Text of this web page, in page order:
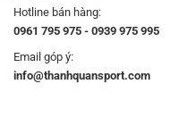
Hotline bán hàng:
0961 795 975 - 0939 975 995
Email góp ý:
info@thanhquansport.com